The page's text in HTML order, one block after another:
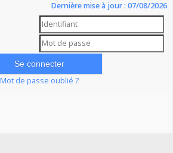
Dernière mise à jour : 07/08/2026
Mot de passe oublié ?